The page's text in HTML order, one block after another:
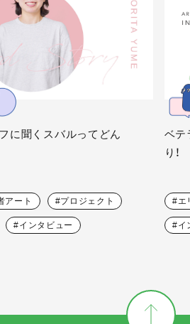
に聞くスバルってどん
アート プロジェクト
インタビュー
ベテ
り！
エ
イ